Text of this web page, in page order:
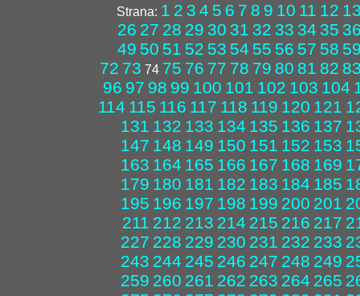
Strana: 1 2 3 4 5 6 7 8 9 10 11 12
26 27 28 29 30 31 32 33 34 35
49 50 51 52 53 54 55 56 57 58
72 73 74 75 76 77 78 79 80 81 82
96 97 98 99 100 101 102 103 104
114 115 116 117 118 119 120 121
131 132 133 134 135 136 137
147 148 149 150 151 152 153
163 164 165 166 167 168 169
179 180 181 182 183 184 185
195 196 197 198 199 200 201
211 212 213 214 215 216 217
227 228 229 230 231 232 233
243 244 245 246 247 248 249
259 260 261 262 263 264 265